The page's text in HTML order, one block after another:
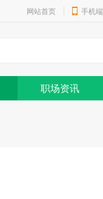
网站首页 手机端
职场资讯